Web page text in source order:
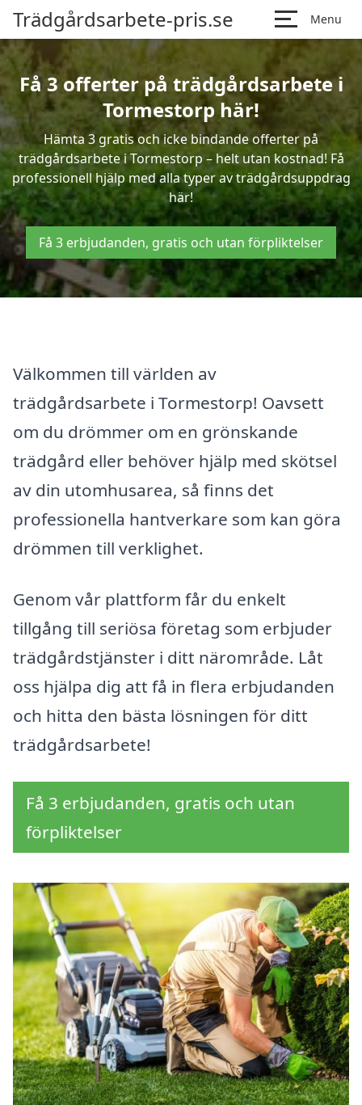
Trädgårdsarbete-pris.se Menu
Få 3 offerter på trädgårdsarbete i
Tormestorp här!
Hämta 3 gratis och icke bindande offerter på
trädgårdsarbete i Tormestorp – helt utan kostnad! Få
professionell hjälp med alla typer av trädgårdsuppdrag
här!
Få 3 erbjudanden, gratis och utan förpliktelser
Välkommen till världen av
trädgårdsarbete i Tormestorp! Oavsett
om du drömmer om en grönskande
trädgård eller behöver hjälp med skötsel
av din utomhusarea, så finns det
professionella hantverkare som kan göra
drömmen till verklighet.
Genom vår plattform får du enkelt
tillgång till seriösa företag som erbjuder
trädgårdstjänster i ditt närområde. Låt
oss hjälpa dig att få in flera erbjudanden
och hitta den bästa lösningen för ditt
trädgårdsarbete!
Få 3 erbjudanden, gratis och utan
förpliktelser